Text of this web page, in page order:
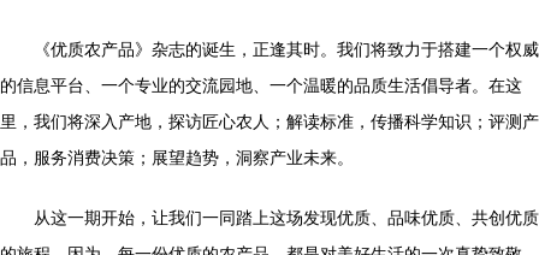
《优质农产品》杂志的诞生，正逢其时。我们将致力于搭建一个权威
的信息平台、一个专业的交流园地、一个温暖的品质生活倡导者。在这
里，我们将深入产地，探访匠心农人；解读标准，传播科学知识；评测产
品，服务消费决策；展望趋势，洞察产业未来。
从这一期开始，让我们一同踏上这场发现优质、品味优质、共创优质